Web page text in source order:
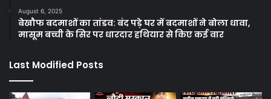
August 6, 2025
बेखौफ बदमाशों का तांडव: बंद पड़े घर में बदमाशों ने बोला धावा,
मासूम बच्ची के सिर पर धारदार हथियार से किए कई वार
Last Modified Posts